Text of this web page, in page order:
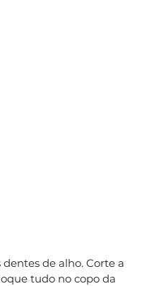
dentes de alho. Corte a
tudo no copo da